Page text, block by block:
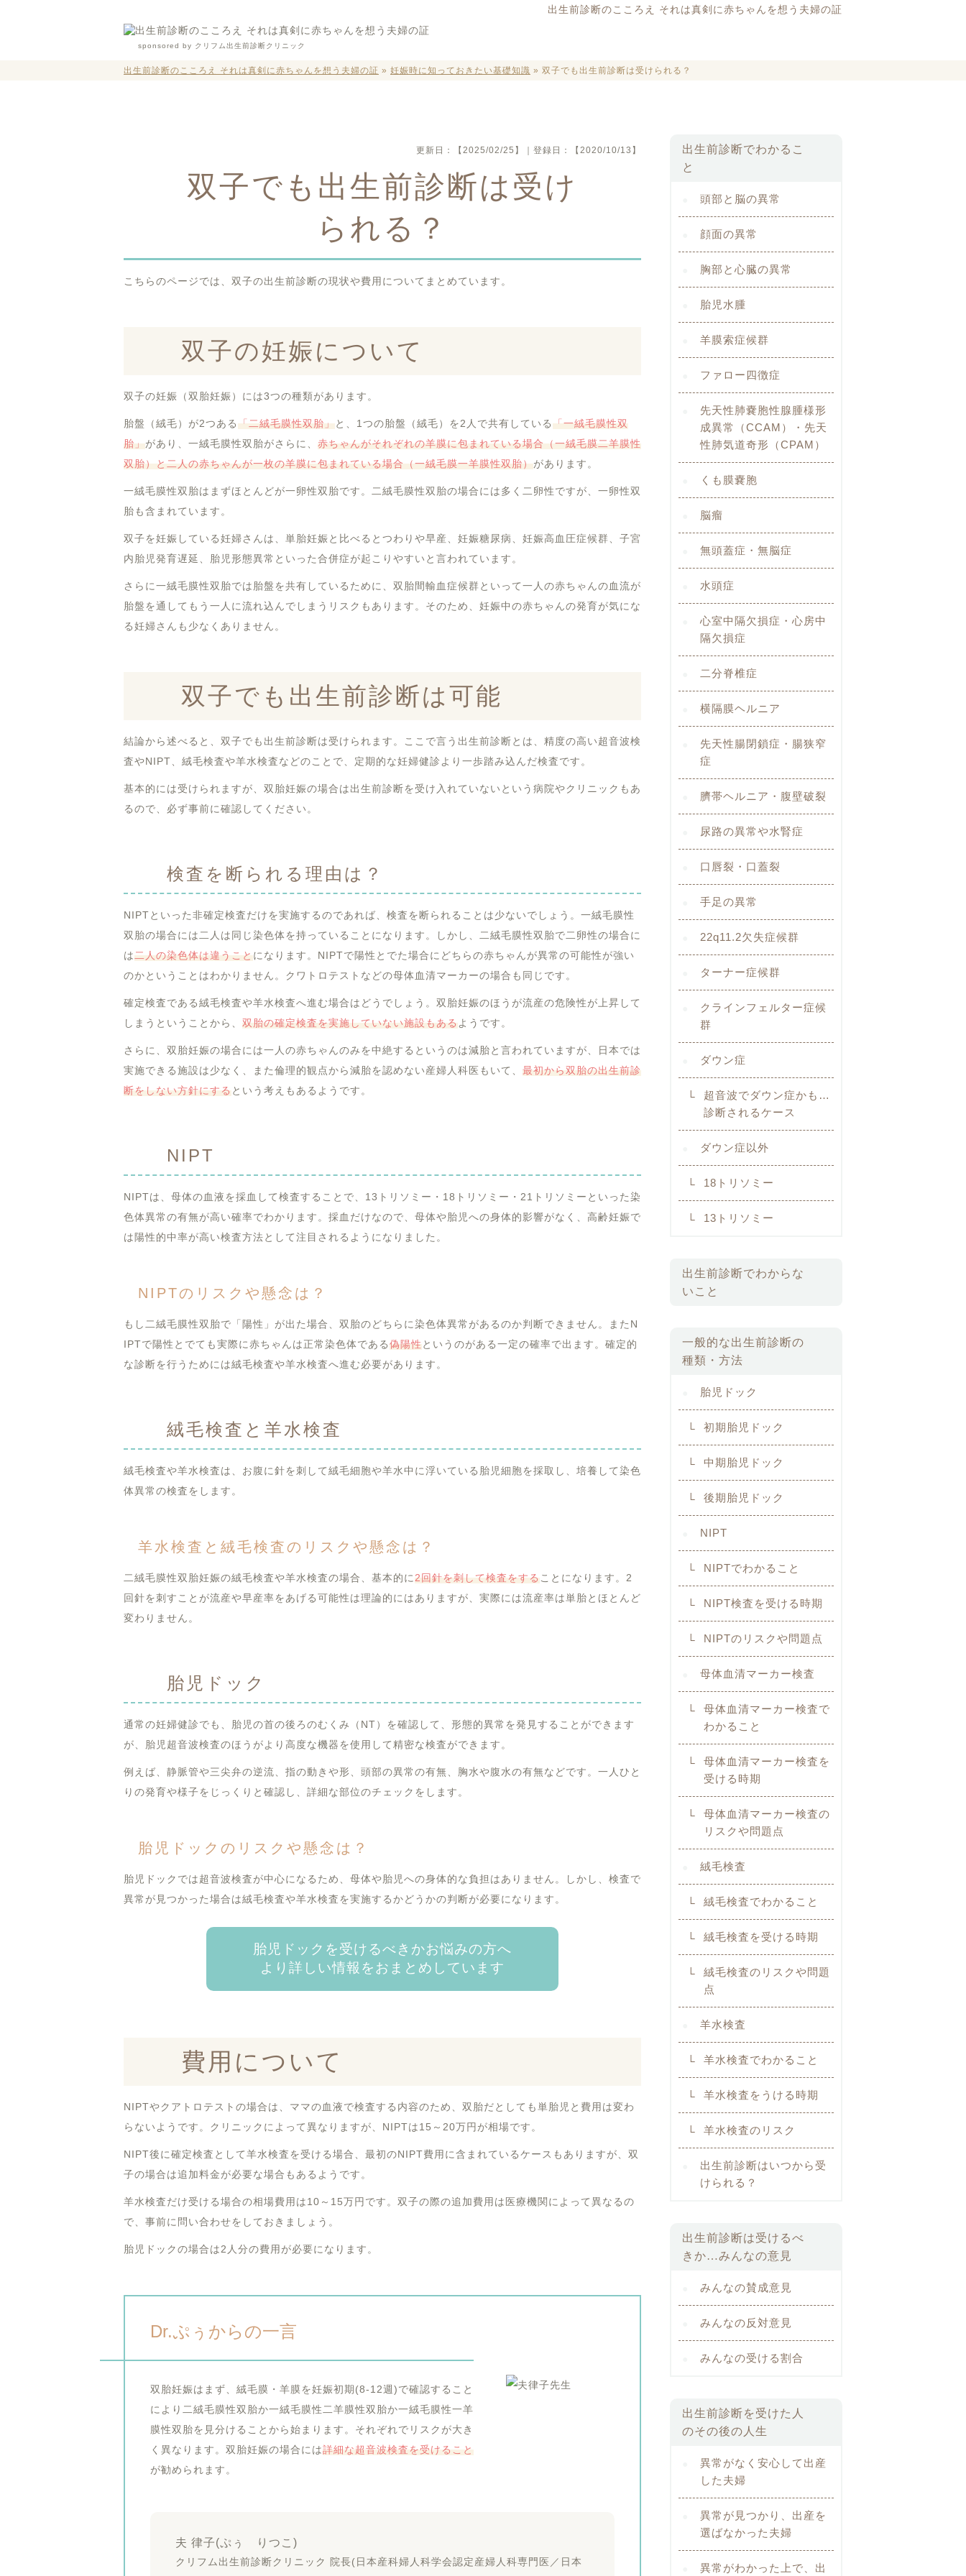
出生前診断のこころえ それは真剣に赤ちゃんを想う夫婦の証
sponsored by クリフム出生前診断クリニック
出生前診断のこころえ それは真剣に赤ちゃんを想う夫婦の証 » 妊娠時に知っておきたい基礎知識 » 双子でも出生前診断は受けられる？
更新日： 【2025/02/25】 ｜登録日： 【2020/10/13】
双子でも出生前診断は受け
られる？
こちらのページでは、双子の出生前診断の現状や費用についてまとめています。
双子の妊娠について
双子の妊娠（双胎妊娠）には3つの種類があります。
胎盤（絨毛）が2つある「二絨毛膜性双胎」と、1つの胎盤（絨毛）を2人で共有している「一絨毛膜性双
胎」があり、一絨毛膜性双胎がさらに、 赤ちゃんがそれぞれの羊膜に包まれている場合（一絨毛膜二羊膜性
双胎）と二人の赤ちゃんが一枚の羊膜に包まれている場合（一絨毛膜一羊膜性双胎）があります。
一絨毛膜性双胎はまずほとんどが一卵性双胎です。二絨毛膜性双胎の場合には多く二卵性ですが、一卵性双
胎も含まれています。
双子を妊娠している妊婦さんは、単胎妊娠と比べるとつわりや早産、妊娠糖尿病、妊娠高血圧症候群、子宮
内胎児発育遅延、胎児形態異常といった合併症が起こりやすいと言われています。
さらに一絨毛膜性双胎では胎盤を共有しているために、双胎間輸血症候群といって一人の赤ちゃんの血流が
胎盤を通してもう一人に流れ込んでしまうリスクもあります。そのため、妊娠中の赤ちゃんの発育が気にな
る妊婦さんも少なくありません。
双子でも出生前診断は可能
結論から述べると、双子でも出生前診断は受けられます。ここで言う出生前診断とは、精度の高い超音波検
査やNIPT、絨毛検査や羊水検査などのことで、定期的な妊婦健診より一歩踏み込んだ検査です。
基本的には受けられますが、双胎妊娠の場合は出生前診断を受け入れていないという病院やクリニックもあ
るので、必ず事前に確認してください。
検査を断られる理由は？
NIPTといった非確定検査だけを実施するのであれば、検査を断られることは少ないでしょう。一絨毛膜性
双胎の場合には二人は同じ染色体を持っていることになります。しかし、二絨毛膜性双胎で二卵性の場合に
は二人の染色体は違うことになります。NIPTで陽性とでた場合にどちらの赤ちゃんが異常の可能性が強い
のかということはわかりません。クワトロテストなどの母体血清マーカーの場合も同じです。
確定検査である絨毛検査や羊水検査へ進む場合はどうでしょう。双胎妊娠のほうが流産の危険性が上昇して
しまうということから、 双胎の確定検査を実施していない施設もあるようです。
さらに、双胎妊娠の場合には一人の赤ちゃんのみを中絶するというのは減胎と言われていますが、日本では
実施できる施設は少なく、また倫理的観点から減胎を認めない産婦人科医もいて、 最初から双胎の出生前診
断をしない方針にするという考えもあるようです。
NIPT
NIPTは、母体の血液を採血して検査することで、13トリソミー・18トリソミー・21トリソミーといった染
色体異常の有無が高い確率でわかります。採血だけなので、母体や胎児への身体的影響がなく、高齢妊娠で
は陽性的中率が高い検査方法として注目されるようになりました。
NIPTのリスクや懸念は？
もし二絨毛膜性双胎で「陽性」が出た場合、双胎のどちらに染色体異常があるのか判断できません。またN
IPTで陽性とでても実際に赤ちゃんは正常染色体である偽陽性というのがある一定の確率で出ます。確定的
な診断を行うためには絨毛検査や羊水検査へ進む必要があります。
絨毛検査と羊水検査
絨毛検査や羊水検査は、お腹に針を刺して絨毛細胞や羊水中に浮いている胎児細胞を採取し、培養して染色
体異常の検査をします。
羊水検査と絨毛検査のリスクや懸念は？
二絨毛膜性双胎妊娠の絨毛検査や羊水検査の場合、基本的に2回針を刺して検査をすることになります。2
回針を刺すことが流産や早産率をあげる可能性は理論的にはありますが、実際には流産率は単胎とほとんど
変わりません。
胎児ドック
通常の妊婦健診でも、胎児の首の後ろのむくみ（NT）を確認して、形態的異常を発見することができます
が、胎児超音波検査のほうがより高度な機器を使用して精密な検査ができます。
例えば、静脈管や三尖弁の逆流、指の動きや形、頭部の異常の有無、胸水や腹水の有無などです。一人ひと
りの発育や様子をじっくりと確認し、詳細な部位のチェックをします。
胎児ドックのリスクや懸念は？
胎児ドックでは超音波検査が中心になるため、母体や胎児への身体的な負担はありません。しかし、検査で
異常が見つかった場合は絨毛検査や羊水検査を実施するかどうかの判断が必要になります。
胎児ドックを受けるべきかお悩みの方へ
より詳しい情報をおまとめしています
費用について
NIPTやクアトロテストの場合は、ママの血液で検査する内容のため、双胎だとしても単胎児と費用は変わ
らないようです。クリニックによって異なりますが、NIPTは15～20万円が相場です。
NIPT後に確定検査として羊水検査を受ける場合、最初のNIPT費用に含まれているケースもありますが、双
子の場合は追加料金が必要な場合もあるようです。
羊水検査だけ受ける場合の相場費用は10～15万円です。双子の際の追加費用は医療機関によって異なるの
で、事前に問い合わせをしておきましょう。
胎児ドックの場合は2人分の費用が必要になります。
Dr.ぷぅからの一言
双胎妊娠はまず、絨毛膜・羊膜を妊娠初期(8-12週)で確認すること
により二絨毛膜性双胎か一絨毛膜性二羊膜性双胎か一絨毛膜性一羊
膜性双胎を見分けることから始まります。それぞれでリスクが大き
く異なります。双胎妊娠の場合には詳細な超音波検査を受けること
が勧められます。
夫 律子(ぷぅ りつこ)
クリフム出生前診断クリニック 院長(日本産科婦人科学会認定産婦人科専門医／日本
出生前診断でわかるこ
と
頭部と脳の異常
顔面の異常
胸部と心臓の異常
胎児水腫
羊膜索症候群
ファロー四徴症
先天性肺嚢胞性腺腫様形
成異常（CCAM）・先天
性肺気道奇形（CPAM）
くも膜嚢胞
脳瘤
無頭蓋症・無脳症
水頭症
心室中隔欠損症・心房中
隔欠損症
二分脊椎症
横隔膜ヘルニア
先天性腸閉鎖症・腸狭窄
症
臍帯ヘルニア・腹壁破裂
尿路の異常や水腎症
口唇裂・口蓋裂
手足の異常
22q11.2欠失症候群
ターナー症候群
クラインフェルター症候
群
ダウン症
超音波でダウン症かも…
診断されるケース
ダウン症以外
18トリソミー
13トリソミー
出生前診断でわからな
いこと
一般的な出生前診断の
種類・方法
胎児ドック
初期胎児ドック
中期胎児ドック
後期胎児ドック
NIPT
NIPTでわかること
NIPT検査を受ける時期
NIPTのリスクや問題点
母体血清マーカー検査
母体血清マーカー検査で
わかること
母体血清マーカー検査を
受ける時期
母体血清マーカー検査の
リスクや問題点
絨毛検査
絨毛検査でわかること
絨毛検査を受ける時期
絨毛検査のリスクや問題
点
羊水検査
羊水検査でわかること
羊水検査をうける時期
羊水検査のリスク
出生前診断はいつから受
けられる？
出生前診断は受けるべ
きか…みんなの意見
みんなの賛成意見
みんなの反対意見
みんなの受ける割合
出生前診断を受けた人
のその後の人生
異常がなく安心して出産
した夫婦
異常が見つかり、出産を
選ばなかった夫婦
異常がわかった上で、出